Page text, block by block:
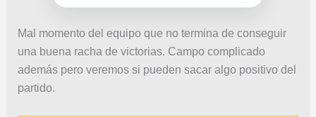
Mal momento del equipo que no termina de conseguir
una buena racha de victorias. Campo complicado
además pero veremos si pueden sacar algo positivo del
partido.